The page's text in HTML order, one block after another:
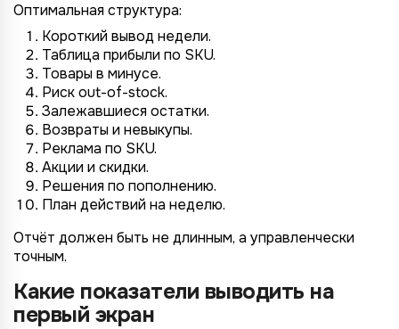
Оптимальная структура:
Короткий вывод недели.
Таблица прибыли по SKU.
Товары в минусе.
Риск out-of-stock.
Залежавшиеся остатки.
Возвраты и невыкупы.
Реклама по SKU.
Акции и скидки.
Решения по пополнению.
План действий на неделю.
Отчёт должен быть не длинным, а управленчески
точным.
Какие показатели выводить на
первый экран